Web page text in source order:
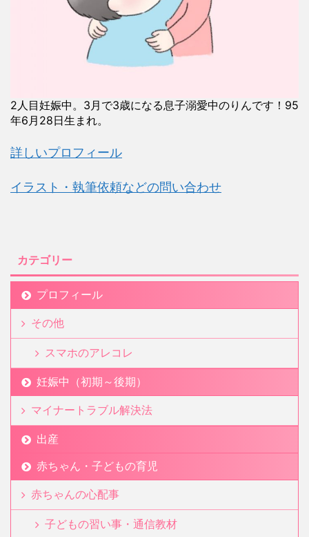
2人目妊娠中。3月で3歳になる息子溺愛中のりんです！95
年6月28日生まれ。
詳しいプロフィール
イラスト・執筆依頼などの問い合わせ
カテゴリー
プロフィール
その他
スマホのアレコレ
妊娠中（初期～後期）
マイナートラブル解決法
出産
赤ちゃん・子どもの育児
赤ちゃんの心配事
子どもの習い事・通信教材